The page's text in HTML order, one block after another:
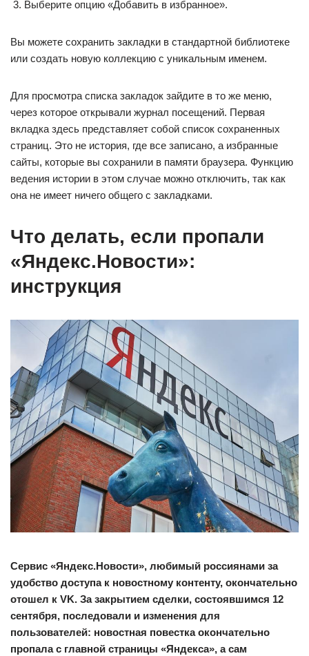
Выберите опцию «Добавить в избранное».
Вы можете сохранить закладки в стандартной библиотеке
или создать новую коллекцию с уникальным именем.
Для просмотра списка закладок зайдите в то же меню,
через которое открывали журнал посещений. Первая
вкладка здесь представляет собой список сохраненных
страниц. Это не история, где все записано, а избранные
сайты, которые вы сохранили в памяти браузера. Функцию
ведения истории в этом случае можно отключить, так как
она не имеет ничего общего с закладками.
Что делать, если пропали
«Яндекс.Новости»:
инструкция
Сервис «Яндекс.Новости», любимый россиянами за
удобство доступа к новостному контенту, окончательно
отошел к VK. За закрытием сделки, состоявшимся 12
сентября, последовали и изменения для
пользователей: новостная повестка окончательно
пропала с главной страницы «Яндекса», а сам